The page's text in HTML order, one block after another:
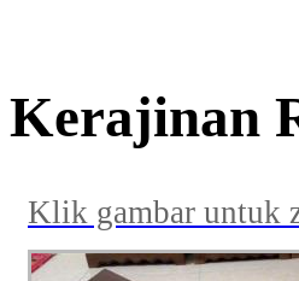
Kerajinan
Klik gambar untuk